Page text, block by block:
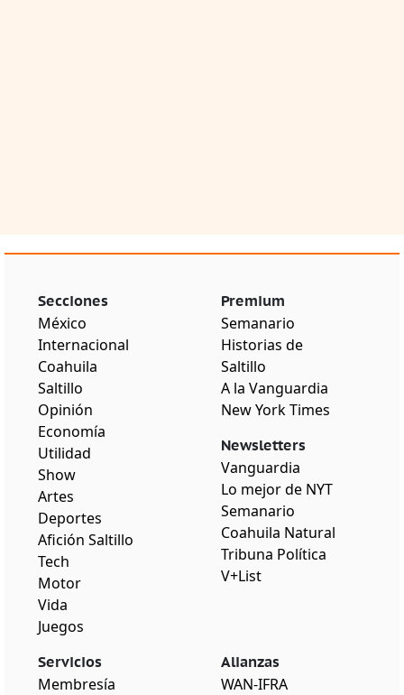
Secciones
México
Internacional
Coahuila
Saltillo
Opinión
Economía
Utilidad
Show
Artes
Deportes
Afición Saltillo
Tech
Motor
Vida
Juegos
Premium
Semanario
Historias de
Saltillo
A la Vanguardia
New York Times
Newsletters
Vanguardia
Lo mejor de NYT
Semanario
Coahuila Natural
Tribuna Política
V+List
Servicios
Membresía
Alianzas
WAN-IFRA